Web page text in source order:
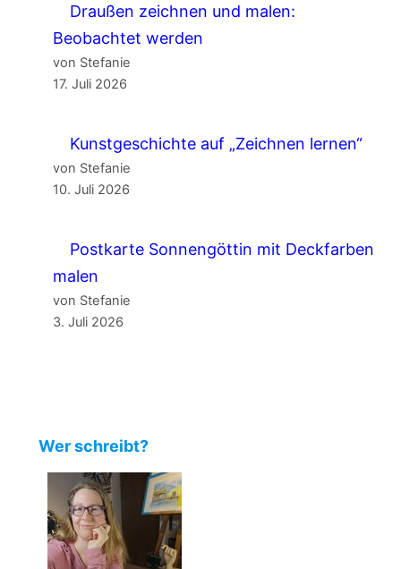
Draußen zeichnen und malen:
Beobachtet werden
von Stefanie
17. Juli 2026
Kunstgeschichte auf „Zeichnen lernen“
von Stefanie
10. Juli 2026
Postkarte Sonnengöttin mit Deckfarben
malen
von Stefanie
3. Juli 2026
Wer schreibt?